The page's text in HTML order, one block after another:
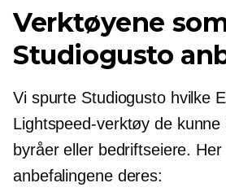
Verktøyene
Studiogusto
Vi spurte Studiogusto hvilke
Lightspeed-verktøy de
byråer eller bedriftseiere.
anbefalingene deres: